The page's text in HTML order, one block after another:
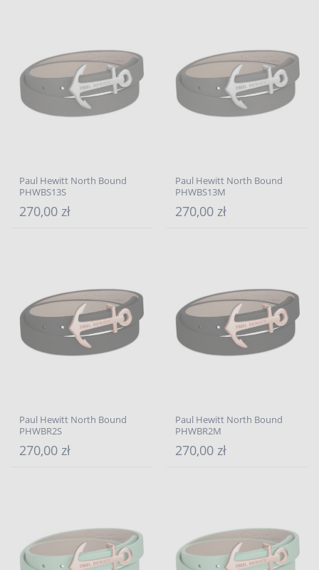
Paul Hewitt North Bound
PHWBS13S
270,00 zł
Paul Hewitt North Bound
PHWBS13M
270,00 zł
Paul Hewitt North Bound
PHWBR2S
270,00 zł
Paul Hewitt North Bound
PHWBR2M
270,00 zł